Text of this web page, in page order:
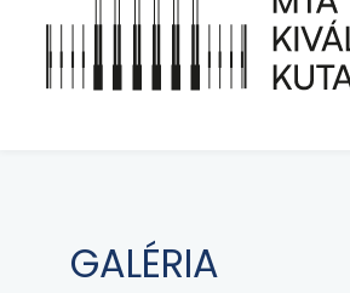
GALÉRIA